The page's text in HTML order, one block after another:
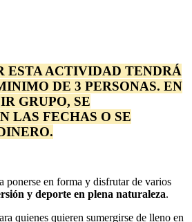
ESTA ACTIVIDAD TENDRÁ
DE 3 PERSONAS. EN
GRUPO, SE
LAS FECHAS O SE
ponerse en forma y disfrutar de varios
y deporte en plena naturaleza.
quienes quieren sumergirse de lleno en